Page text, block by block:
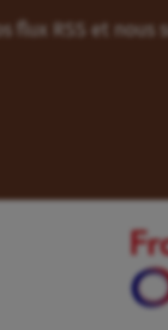
flux RSS et nous